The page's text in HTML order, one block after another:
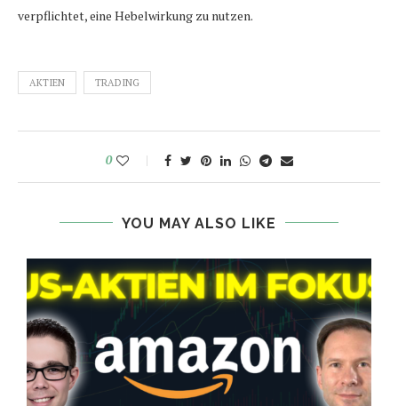
verpflichtet, eine Hebelwirkung zu nutzen.
AKTIEN TRADING
0
YOU MAY ALSO LIKE